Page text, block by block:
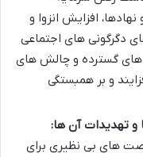
افزایش انزوا و
دگرگونی های اجتماعی
گسترده و چالش های
و بر همبستگی
و تهدیدات آن ها:
های بی نظیری برای